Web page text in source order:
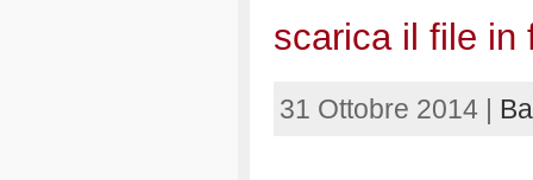
scarica il file in
31 Ottobre 2014 |